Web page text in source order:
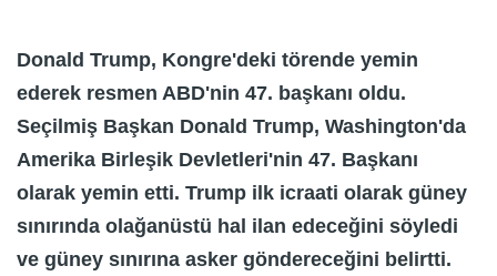
Donald Trump, Kongre'deki törende yemin
ederek resmen ABD'nin 47. başkanı oldu.
Seçilmiş Başkan Donald Trump, Washington'da
Amerika Birleşik Devletleri'nin 47. Başkanı
olarak yemin etti. Trump ilk icraati olarak güney
sınırında olağanüstü hal ilan edeceğini söyledi
ve güney sınırına asker göndereceğini belirtti.